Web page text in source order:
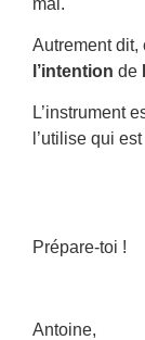
mal.
Autrement dit,
l’intention de
L’instrument
l’utilise qui
Prépare-toi !
Antoine,